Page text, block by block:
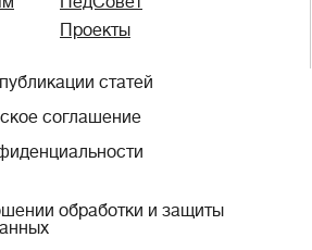
Проекты
статей
соглашение
обработки и защиты